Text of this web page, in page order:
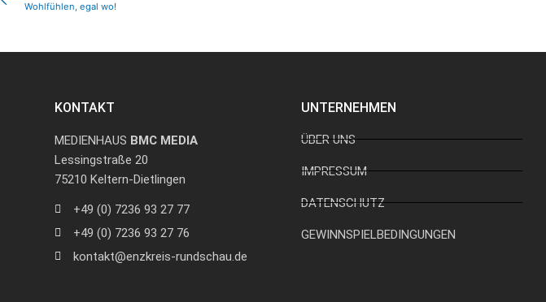
Wohlfühlen, egal wo!
KONTAKT
MEDIENHAUS BMC MEDIA
Lessingstraße 20
75210 Keltern-Dietlingen
+49 (0) 7236 93 27 77
+49 (0) 7236 93 27 76
kontakt@enzkreis-rundschau.de
UNTERNEHMEN
ÜBER UNS
IMPRESSUM
DATENSCHUTZ
GEWINNSPIELBEDINGUNGEN